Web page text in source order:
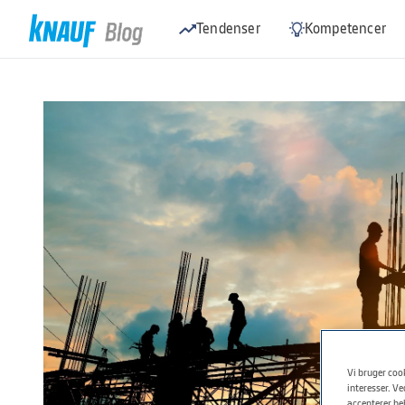
Tendenser Kompetencer
Vi bruger
interesser.